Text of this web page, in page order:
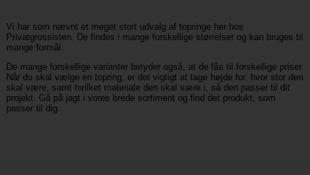
Vi har som nævnt et meget stort udvalg af topringe her hos
Privatgrossisten. De findes i mange forskellige størrelser og kan bruges til
mange formål.
De mange forskellige varianter betyder også, at de fås til forskellige priser.
Når du skal vælge en topring, er det vigtigt at tage højde for, hvor stor den
skal være, samt hvilket materiale den skal være i, så den passer til dit
projekt. Gå på jagt i vores brede sortiment og find det produkt, som
passer til dig.